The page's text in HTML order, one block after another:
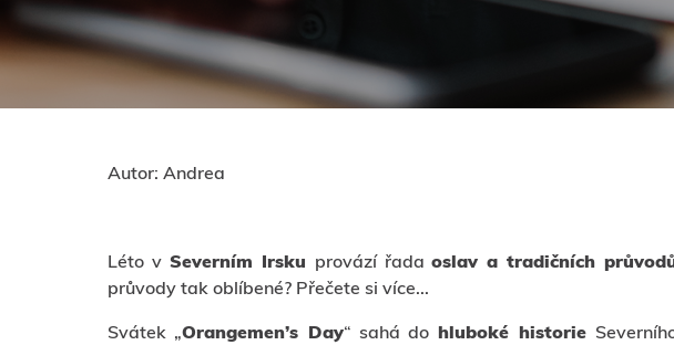
Autor: Andrea
Léto v Severním Irsku provází řadaoslav a tradičních
průvody tak oblíbené? Přečete si více...
Svátek „Orangemen’s Day“ sahá do hluboké historie